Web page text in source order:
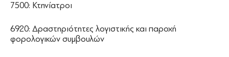
7500: Κτηνίατροι
6920: Δραστηριότητες λογιστικής και παροχή
φορολογικών συμβουλών